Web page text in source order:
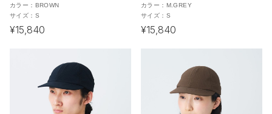
カラー： BROWN
サイズ： S
¥15,840
カラー： M.GREY
サイズ： S
¥15,840